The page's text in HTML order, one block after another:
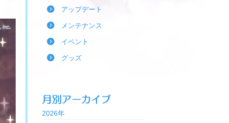
アップデート
メンテナンス
イベント
グッズ
2026年